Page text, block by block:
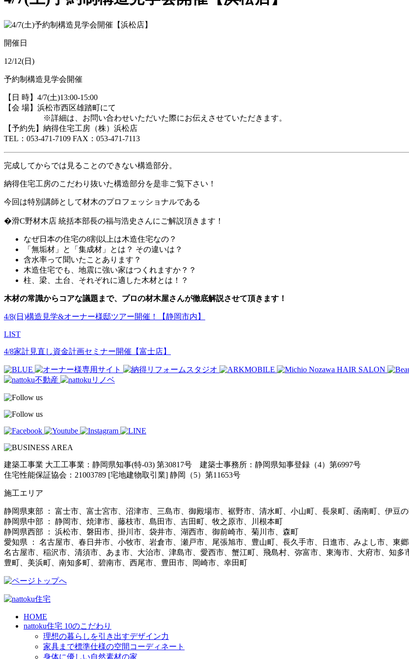
開催日
12/12(日)
予約制構造見学会開催
【日 時】4/7(土)13:00-15:00
【会 場】浜松市西区雄踏町にて
※詳細は、お問い合わせいただいた際にお伝えさせていただきます。
【予約先】納得住宅工房（株）浜松店
TEL：053-471-7109 FAX：053-471-7113
完成してからでは見ることのできない構造部分。
納得住宅工房のこだわり抜いた構造部分を是非ご覧下さい！
今回は特別講師として材木のプロフェッショナルである
�滑C野材木店 統括本部長の福与浩史さんにご解説頂きます！
なぜ日本の住宅の8割以上は木造住宅なの？
「無垢材」と「集成材」とは？ その違いは？
含水率って聞いたことあります？
木造住宅でも、地震に強い家はつくれますか？？
柱、梁、土台、それぞれに適した木材とは！？
木材の常識からコアな議題まで、プロの材木屋さんが徹底解説させて頂きます！
4/8(日)構造見学&オーナー様邸ツアー開催！【静岡市内】
LIST
4/8家計見直し資金計画セミナー開催【富士店】
建築工事業 大工工事業：静岡県知事(特-03) 第30817号 建築士事務所：静岡県知事登録（4）第6997号
住宅性能保証協会：21003789 [宅地建物取引業] 静岡（5）第11653号
施工エリア
静岡県東部 ： 富士市、富士宮市、沼津市、三島市、御殿場市、裾野市、清水町、小山町、長泉町、函南町、伊豆
静岡県中部 ： 静岡市、焼津市、藤枝市、島田市、吉田町、牧之原市、川根本町
静岡県西部 ： 浜松市、磐田市、掛川市、袋井市、湖西市、御前崎市、菊川市、森町
愛知県 ： 名古屋市、春日井市、小牧市、岩倉市、瀬戸市、尾張旭市、豊山町、長久手市、日進市、みよし市、東
名古屋市、稲沢市、清須市、あま市、大治市、津島市、愛西市、蟹江町、飛島村、弥富市、東海市、大府市、知
豊町、美浜町、南知多町、碧南市、西尾市、豊田市、岡崎市、幸田町
HOME
nattoku住宅 10のこだわり
理想の暮らしを引き出すデザイン力
家具まで標準仕様の空間コーディネート
身体に優しい自然素材の家